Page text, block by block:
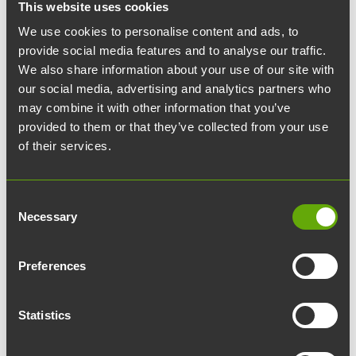
This website uses cookies
We use cookies to personalise content and ads, to
provide social media features and to analyse our traffic.
We also share information about your use of our site with
our social media, advertising and analytics partners who
may combine it with other information that you’ve
provided to them or that they’ve collected from your use
of their services.
Selection
Necessary
Preferences
Statistics
PharmaCity stod färdigt 2002
PharmaCity stod färdigt 2002 vid hörnet av
granne till BioCity och ElectroCity. Tillväxten
inom bio- och läkemedelssektorn skapade en
utveckling. För att råda bot på detta byggdes
PharmaCity, vars laboratorie- och
kontorsutrymmen utformades efter de framtida
användarnas behov. På platsen revs två låga